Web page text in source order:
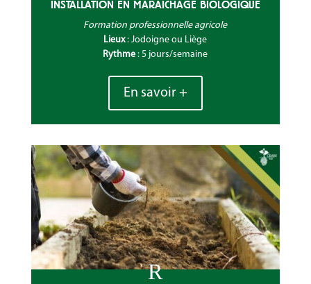
INSTALLATION EN MARAICHAGE BIOLOGIQUE
Formation professionnelle agricole
Lieux: Jodoigne ou Liège
Rythme : 5 jours/semaine
En savoir +
R